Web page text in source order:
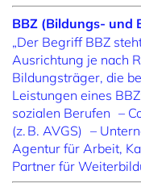
BBZ (Bildungs- und
„Der Begriff BBZ
Ausrichtung je nach
Bildungsträger, die
Leistungen eines
sozialen Berufen –
(z. B. AVGS) –
Agentur für Arbeit,
Partner für